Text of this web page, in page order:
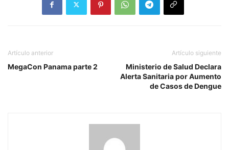
Artículo anterior
MegaCon Panama parte 2
Artículo siguiente
Ministerio de Salud Declara
Alerta Sanitaria por Aumento
de Casos de Dengue